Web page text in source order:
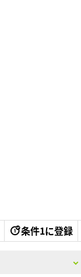
条件1に登録